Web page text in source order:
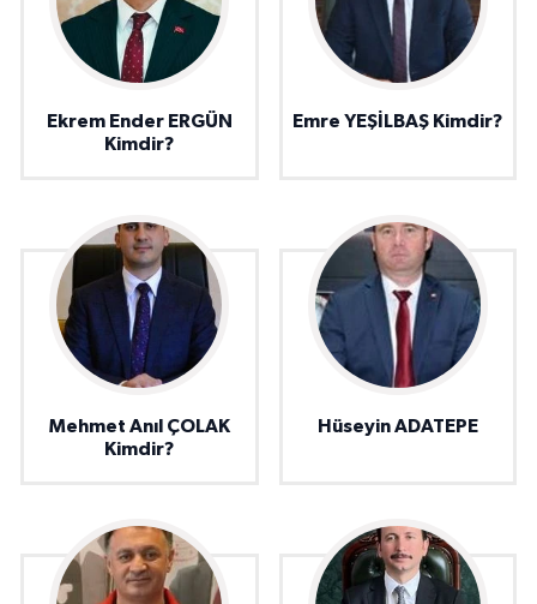
Ekrem Ender ERGÜN
Kimdir?
Emre YEŞİLBAŞ Kimdir?
Mehmet Anıl ÇOLAK
Kimdir?
Hüseyin ADATEPE